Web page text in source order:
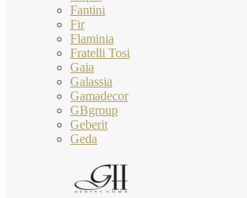
Fantini
Fir
Flaminia
Fratelli Tosi
Gaia
Galassia
Gamadecor
GBgroup
Geberit
Geda